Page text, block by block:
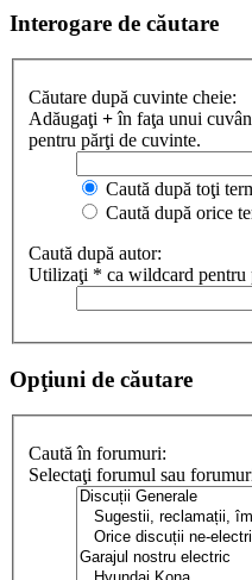
Interogare de căutare
Căutare după cuvinte cheie:
Adăugaţi +în faţa unui
pentru părţi de cuvinte.
Caută după toţi
Caută după orice
Caută după autor:
Utilizaţi * ca wildcard pentru
Opţiuni de căutare
Caută în forumuri:
Selectaţi forumul sau